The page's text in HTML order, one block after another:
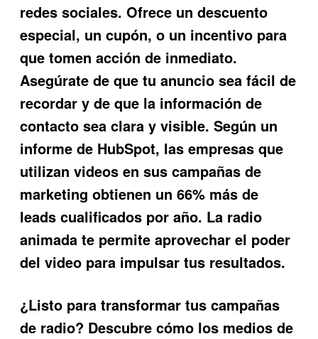
redes sociales. Ofrece un descuento
especial, un cupón, o un incentivo para
que tomen acción de inmediato.
Asegúrate de que tu anuncio sea fácil de
recordar y de que la información de
contacto sea clara y visible. Según un
informe de HubSpot, las empresas que
utilizan videos en sus campañas de
marketing obtienen un 66% más de
leads cualificados por año. La radio
animada te permite aprovechar el poder
del video para impulsar tus resultados.
¿Listo para transformar tus campañas
de radio? Descubre cómo los medios de